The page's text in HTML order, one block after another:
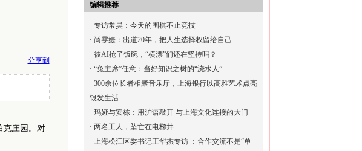
分享到
庄园。对
编辑推荐
· 专访常昊：今天的围棋不止竞技
· 尚雯婕：出道20年，把人生选择权留给自己
· 被AI抢了饭碗，“横漂”们还在坚持吗？
· “兔主席”任意：当好知识之树的“浇水人”
· 300余位长者相聚音乐厅，上海银行以高雅艺术点亮
银发生活
· 玛娅与安栋：用沪语敲开 与上海文化连接的大门
· 两名工人，坠亡在电梯井
· 上海松江区委书记王华杰专访 ：合作交流不是“单